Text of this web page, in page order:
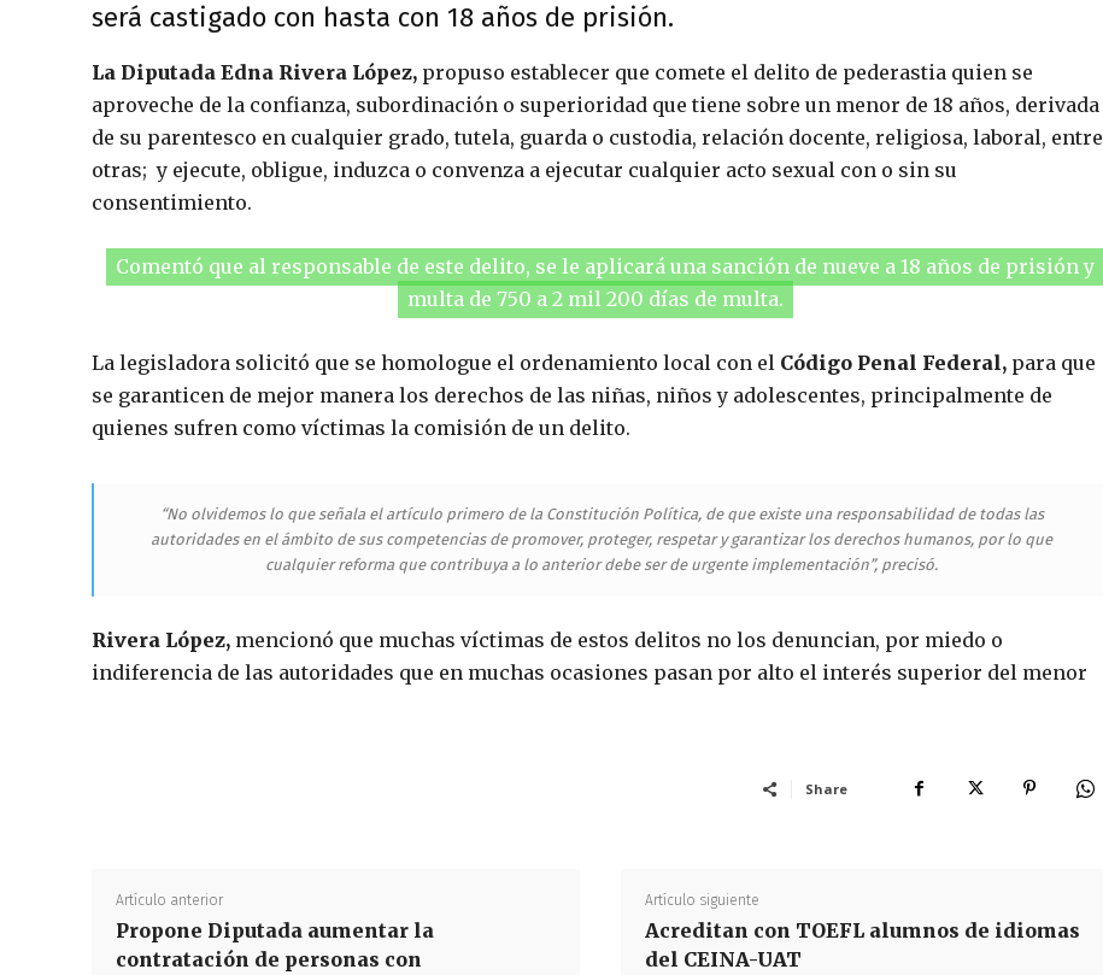
será castigado con hasta con 18 años de prisión.
La Diputada Edna Rivera López, propuso establecer que comete el delito de pederastia quien se
aproveche de la confianza, subordinación o superioridad que tiene sobre un menor de 18 años, derivada
de su parentesco en cualquier grado, tutela, guarda o custodia, relación docente, religiosa, laboral, entre
otras; y ejecute, obligue, induzca o convenza a ejecutar cualquier acto sexual con o sin su
consentimiento.
Comentó que al responsable de este delito, se le aplicará una sanción de nueve a 18 años de prisión y
multa de 750 a 2 mil 200 días de multa.
La legisladora solicitó que se homologue el ordenamiento local con el Código Penal Federal, para que
se garanticen de mejor manera los derechos de las niñas, niños y adolescentes, principalmente de
quienes sufren como víctimas la comisión de un delito.
“No olvidemos lo que señala el artículo primero de la Constitución Política, de que existe una responsabilidad de todas las
autoridades en el ámbito de sus competencias de promover, proteger, respetar y garantizar los derechos humanos, por lo que
cualquier reforma que contribuya a lo anterior debe ser de urgente implementación”, precisó.
Rivera López, mencionó que muchas víctimas de estos delitos no los denuncian, por miedo o
indiferencia de las autoridades que en muchas ocasiones pasan por alto el interés superior del menor
Share
Artículo anterior
Propone Diputada aumentar la
contratación de personas con
Artículo siguiente
Acreditan con TOEFL alumnos de idiomas
del CEINA-UAT